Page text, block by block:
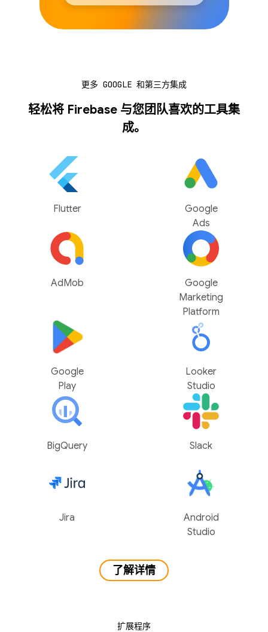
更多 GOOGLE 和第三方集成
轻松将 Firebase 与您团队喜欢的工具集
成。
Flutter
Google
Ads
AdMob
Google
Marketing
Platform
Google
Play
Looker
Studio
BigQuery Slack
Jira
Android
Studio
了解详情
扩展程序